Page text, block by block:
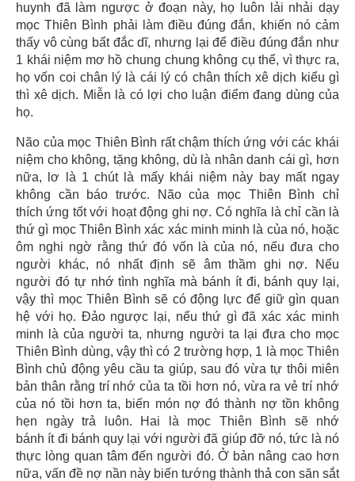
huynh đã làm ngược ở đoạn này, họ luôn lải nhải dạy
mọc Thiên Bình phải làm điều đúng đắn, khiến nó cảm
thấy vô cùng bất đắc dĩ, nhưng lại để điều đúng đắn như
1 khái niệm mơ hồ chung chung không cụ thể, vì thực ra,
họ vốn coi chân lý là cái lý có chân thích xê dịch kiểu gì
thì xê dịch. Miễn là có lợi cho luận điểm đang dùng của
họ.
Não của mọc Thiên Bình rất chậm thích ứng với các khái
niệm cho không, tặng không, dù là nhân danh cái gì, hơn
nữa, lơ là 1 chút là mấy khái niệm này bay mất ngay
không cần báo trước. Não của mọc Thiên Bình chỉ
thích ứng tốt với hoạt động ghi nợ. Có nghĩa là chỉ cần là
thứ gì mọc Thiên Bình xác xác minh minh là của nó, hoặc
ôm nghi ngờ rằng thứ đó vốn là của nó, nếu đưa cho
người khác, nó nhất định sẽ âm thầm ghi nợ. Nếu
người đó tự nhớ tình nghĩa mà bánh ít đi, bánh quy lại,
vậy thì mọc Thiên Bình sẽ có động lực để giữ gìn quan
hệ với họ. Đảo ngược lại, nếu thứ gì đã xác xác minh
minh là của người ta, nhưng người ta lại đưa cho mọc
Thiên Bình dùng, vậy thì có 2 trường hợp, 1 là mọc Thiên
Bình chủ động yêu cầu ta giúp, sau đó vừa tự thôi miên
bản thân rằng trí nhớ của ta tồi hơn nó, vừa ra vẻ trí nhớ
của nó tồi hơn ta, biến món nợ đó thành nợ tồn không
hẹn ngày trả luôn. Hai là mọc Thiên Bình sẽ nhớ
bánh ít đi bánh quy lại với người đã giúp đỡ nó, tức là nó
thực lòng quan tâm đến người đó. Ở bản nâng cao hơn
nữa, vấn đề nợ nần này biến tướng thành thả con săn sắt